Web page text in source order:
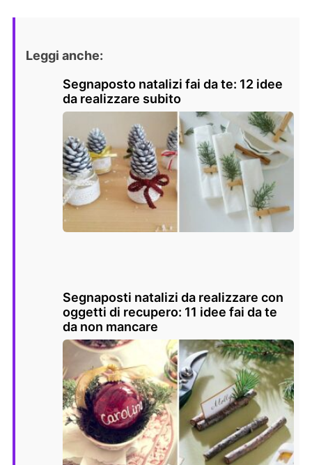
Leggi anche:
Segnaposto natalizi fai da te: 12 idee
da realizzare subito
Segnaposti natalizi da realizzare con
oggetti di recupero: 11 idee fai da te
da non mancare